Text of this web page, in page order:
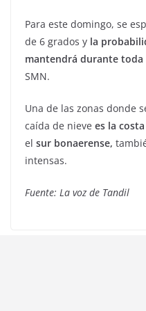
Para este domingo, se
de 6 grados y la
mantendrá durante toda
SMN.
Una de las zonas donde
caída de nieve es la
el sur bonaerense,
intensas.
Fuente: La voz de Tandil